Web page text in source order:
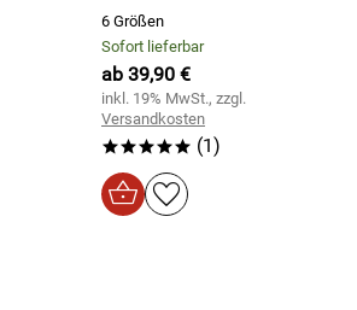
6 Größen
Sofort lieferbar
ab 39,90 €
inkl. 19% MwSt., zzgl.
Versandkosten
***** (1)